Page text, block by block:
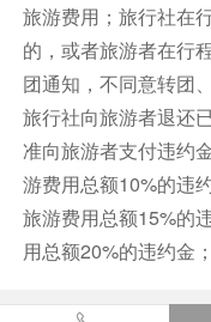
旅游费用；旅行社在
的，或者旅游者在行
团通知，不同意转团
旅行社向旅游者退还
准向旅游者支付违约
游费用总额10%的违
旅游费用总额15%的
用总额20%的违约金；